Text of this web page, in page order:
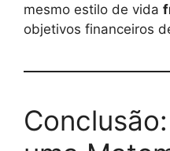
mesmo estilo de vida
objetivos financeiros